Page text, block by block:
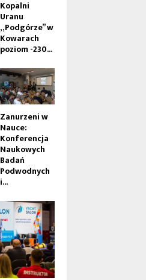
Kopalni
Uranu
„Podgórze” w
Kowarach
poziom -230...
Zanurzeni w
Nauce:
Konferencja
Naukowych
Badań
Podwodnych
i...